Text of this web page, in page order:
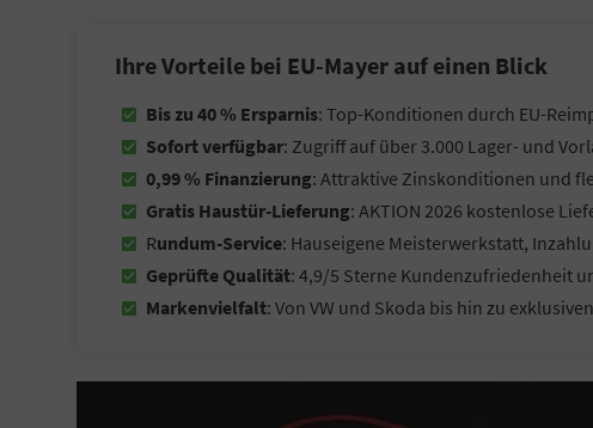
Ihre Vorteile bei EU-Mayer auf einen Blick
Bis zu 40 % Ersparnis: Top-Konditionen durch EU-
Sofort verfügbar: Zugriff auf über 3.000 Lager- und
0,99 % Finanzierung: Attraktive Zinskonditionen und
Gratis Haustür-Lieferung: AKTION 2026 kostenlose
Rundum-Service: Hauseigene Meisterwerkstatt,
Geprüfte Qualität: 4,9/5 Sterne Kundenzufriedenheit
Markenvielfalt: Von VW und Skoda bis hin zu